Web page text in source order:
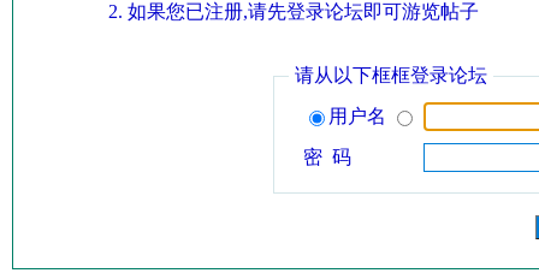
如果您已注册,请先登录论坛即可游览帖子
请从以下框框登录论坛
用户名
密 码